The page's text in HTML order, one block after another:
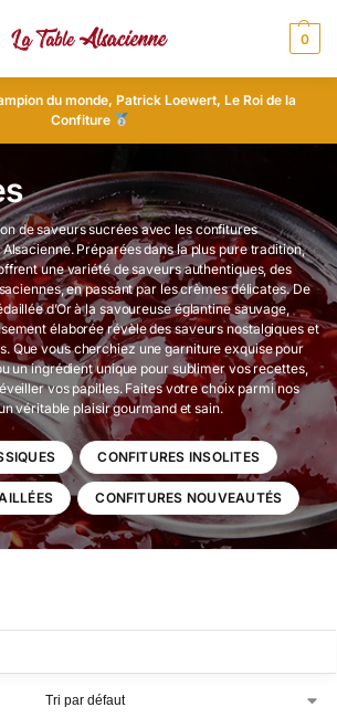
0
du monde, Patrick Loewert, Le Roi de la
Confiture
de saveurs sucrées avec les confitures
Préparées dans la plus pure tradition,
une variété de saveurs authentiques, des
en passant par les crèmes délicates. De
d’Or à la savoureuse églantine sauvage,
élaborée révèle des saveurs nostalgiques et
Que vous cherchiez une garniture exquise pour
un ingrédient unique pour sublimer vos recettes,
vos papilles. Faites votre choix parmi nos
véritable plaisir gourmand et sain.
CONFITURES INSOLITES
CONFITURES NOUVEAUTÉS